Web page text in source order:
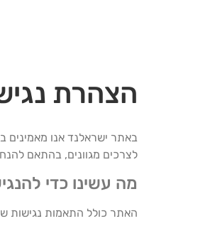
הצהרת
באתר ישראלנד אנו מאמינים
לצרכים מגוונים, בהתאם
מה עשינו כדי
האתר כולל התאמות נגישות